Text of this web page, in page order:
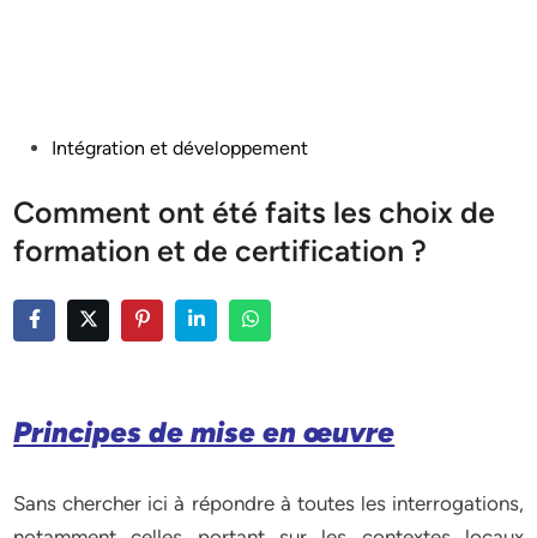
PostedIntégration et développement
Comment ont été faits les choix de
formation et de certification ?
Principes de mise en œuvre
Sans chercher ici à répondre à toutes les interrogations,